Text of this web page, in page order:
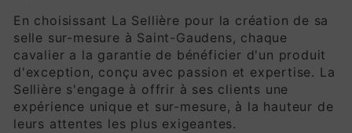
En choisissant La Sellière pour la création de sa
selle sur-mesure à Saint-Gaudens, chaque
cavalier a la garantie de bénéficier d'un produit
d'exception, conçu avec passion et expertise. La
Sellière s'engage à offrir à ses clients une
expérience unique et sur-mesure, à la hauteur de
leurs attentes les plus exigeantes.